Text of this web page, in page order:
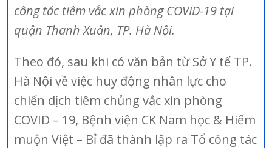
công tác tiêm vắc xin phòng COVID-19 tại
quận Thanh Xuân, TP. Hà Nội.
Theo đó, sau khi có văn bản từ Sở Y tế TP.
Hà Nội về việc huy động nhân lực cho
chiến dịch tiêm chủng vắc xin phòng
COVID – 19, Bệnh viện CK Nam học & Hiếm
muộn Việt – Bỉ đã thành lập ra Tổ công tác